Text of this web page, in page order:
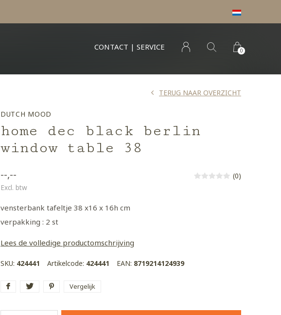
CONTACT | SERVICE 0
DUTCH MOOD
home dec black berlin
window table 38
TERUG NAAR OVERZICHT
--,--
Excl. btw
(0)
vensterbank tafeltje 38 x16 x 16h cm
verpakking : 2 st
Lees de volledige productomschrijving
SKU: 424441 Artikelcode: 424441 EAN: 8719214124939
Vergelijk